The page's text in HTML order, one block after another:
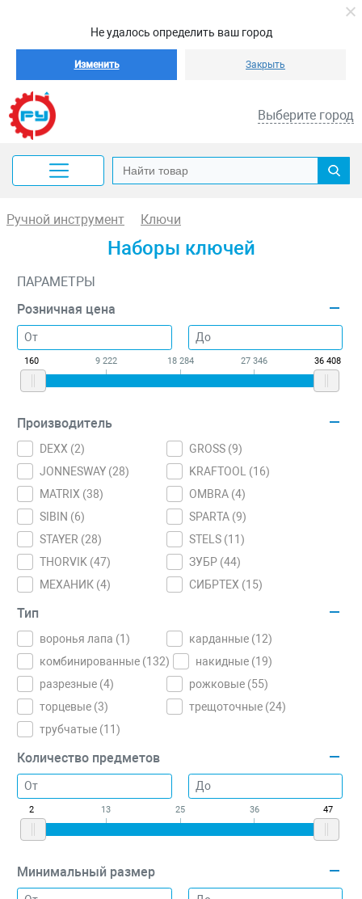
Не удалось определить ваш город
Изменить Закрыть
Выберите город
Ручной инструмент Ключи
Наборы ключей
ПАРАМЕТРЫ
Розничная цена
160 9 222 18 284 27 346 36 408
Производитель
DEXX (2) GROSS (9)
JONNESWAY (28) KRAFTOOL (16)
MATRIX (38) OMBRA (4)
SIBIN (6) SPARTA (9)
STAYER (28) STELS (11)
THORVIK (47) ЗУБР (44)
МЕХАНИК (4) СИБРТЕХ (15)
Тип
воронья лапа (1 ) карданные (12)
комбинированные (132) накидные (19)
разрезные (4) рожковые (55)
торцевые (3) трещоточные (24)
трубчатые (11 )
Количество предметов
2 13 25 36 47
Минимальный размер